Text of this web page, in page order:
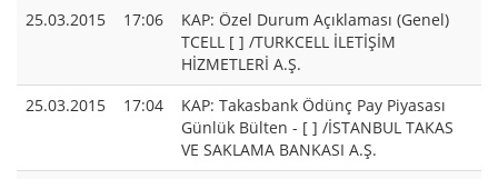
25.03.2015
17:06
KAP: Özel Durum Açıklaması (Genel)
TCELL [ ] /TURKCELL İLETİŞİM
HİZMETLERİ A.Ş.
25.03.2015
17:04
KAP: Takasbank Ödünç Pay Piyasası
Günlük Bülten - [ ] /İSTANBUL TAKAS
VE SAKLAMA BANKASI A.Ş.